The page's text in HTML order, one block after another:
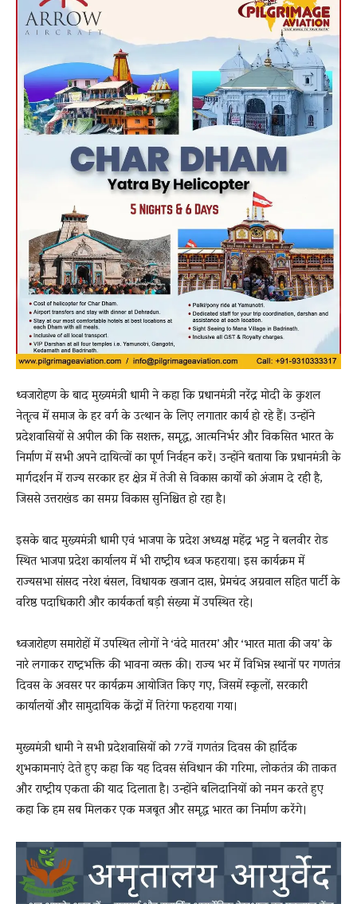
ध्वजारोहण के बाद मुख्यमंत्री धामी ने कहा कि प्रधानमंत्री नरेंद्र मोदी के कुशल
नेतृत्व में समाज के हर वर्ग के उत्थान के लिए लगातार कार्य हो रहे हैं। उन्होंने
प्रदेशवासियों से अपील की कि सशक्त, समृद्ध, आत्मनिर्भर और विकसित भारत के
निर्माण में सभी अपने दायित्वों का पूर्ण निर्वहन करें। उन्होंने बताया कि प्रधानमंत्री के
मार्गदर्शन में राज्य सरकार हर क्षेत्र में तेजी से विकास कार्यों को अंजाम दे रही है,
जिससे उत्तराखंड का समग्र विकास सुनिश्चित हो रहा है।
इसके बाद मुख्यमंत्री धामी एवं भाजपा के प्रदेश अध्यक्ष महेंद्र भट्ट ने बलवीर रोड
स्थित भाजपा प्रदेश कार्यालय में भी राष्ट्रीय ध्वज फहराया। इस कार्यक्रम में
राज्यसभा सांसद नरेश बंसल, विधायक खजान दास, प्रेमचंद अग्रवाल सहित पार्टी के
वरिष्ठ पदाधिकारी और कार्यकर्ता बड़ी संख्या में उपस्थित रहे।
ध्वजारोहण समारोहों में उपस्थित लोगों ने ‘वंदे मातरम’ और ‘भारत माता की जय’ के
नारे लगाकर राष्ट्रभक्ति की भावना व्यक्त की। राज्य भर में विभिन्न स्थानों पर गणतंत्र
दिवस के अवसर पर कार्यक्रम आयोजित किए गए, जिसमें स्कूलों, सरकारी
कार्यालयों और सामुदायिक केंद्रों में तिरंगा फहराया गया।
मुख्यमंत्री धामी ने सभी प्रदेशवासियों को 77वें गणतंत्र दिवस की हार्दिक
शुभकामनाएं देते हुए कहा कि यह दिवस संविधान की गरिमा, लोकतंत्र की ताकत
और राष्ट्रीय एकता की याद दिलाता है। उन्होंने बलिदानियों को नमन करते हुए
कहा कि हम सब मिलकर एक मजबूत और समृद्ध भारत का निर्माण करेंगे।